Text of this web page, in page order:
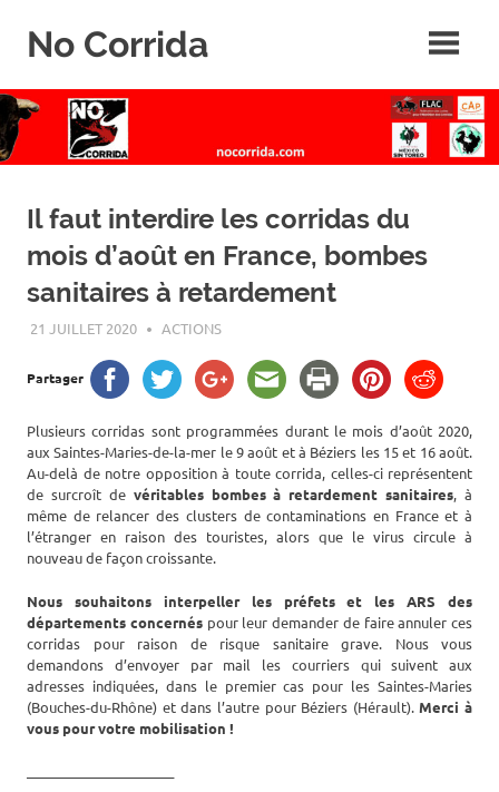
No Corrida
de
la
corrida
Il faut interdire les corridas du
mois d’août en France, bombes
sanitaires à retardement
21 JUILLET 2020 ROGER LAHANA
ACTIONS
Partager
Plusieurs corridas sont programmées durant le mois d’août 2020,
aux Saintes-Maries-de-la-mer le 9 août et à Béziers les 15 et 16 août.
Au-delà de notre opposition à toute corrida, celles-ci représentent
de surcroît de véritables bombes à retardement sanitaires, à
même de relancer des clusters de contaminations en France et à
l’étranger en raison des touristes, alors que le virus circule à
nouveau de façon croissante.
Nous souhaitons interpeller les préfets et les ARS des
départements concernéspour leur demander de faire annuler ces
corridas pour raison de risque sanitaire grave. Nous vous
demandons d’envoyer par mail les courriers qui suivent aux
adresses indiquées, dans le premier cas pour les Saintes-Maries
(Bouches-du-Rhône) et dans l’autre pour Béziers (Hérault).Merci à
vous pour votre mobilisation !